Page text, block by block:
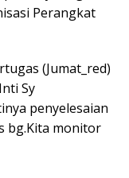
Perangkat
(Jumat_red)
Sy
penyelesaian
bg.Kita monitor